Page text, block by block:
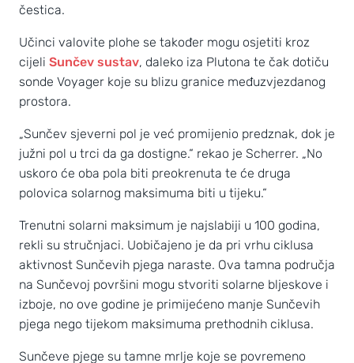
čestica.
Učinci valovite plohe se također mogu osjetiti kroz
cijeli Sunčev sustav, daleko iza Plutona te čak dotiču
sonde Voyager koje su blizu granice međuzvjezdanog
prostora.
„Sunčev sjeverni pol je već promijenio predznak, dok je
južni pol u trci da ga dostigne.“ rekao je Scherrer. „No
uskoro će oba pola biti preokrenuta te će druga
polovica solarnog maksimuma biti u tijeku.“
Trenutni solarni maksimum je najslabiji u 100 godina,
rekli su stručnjaci. Uobičajeno je da pri vrhu ciklusa
aktivnost Sunčevih pjega naraste. Ova tamna područja
na Sunčevoj površini mogu stvoriti solarne bljeskove i
izboje, no ove godine je primijećeno manje Sunčevih
pjega nego tijekom maksimuma prethodnih ciklusa.
Sunčeve pjege su tamne mrlje koje se povremeno